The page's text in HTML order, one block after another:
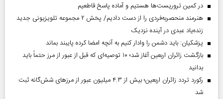
در کمین تروریست‌ها هستیم و آماده پاسخ قاطعیم
هنرمند منحصر‌به‌فردی را از دست دادیم/ پخش ۲ مجموعه تلویزیونی جدید
زنده‌یاد عبدی در آینده نزدیک
پزشکیان: باید دشمن را وادار کنیم به آنچه امضا کرده پایبند بماند
بازگشت زائران اربعین آغاز شد؛ ۱۰ توصیه‌ای که قبل از عبور از مرز حتماً باید
بدانید
رکورد تردد زائران اربعین؛ بیش از ۴.۳ میلیون عبور از مرزهای شش‌گانه ثبت
شد